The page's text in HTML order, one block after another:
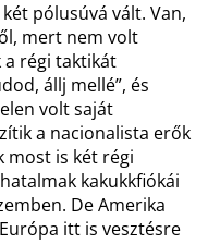
pólusúvá vált. Van,
mert nem volt
a régi taktikát
állj mellé”, és
volt saját
a nacionalista erők
most is két régi
kakukkfiókái
De Amerika
itt is vesztésre